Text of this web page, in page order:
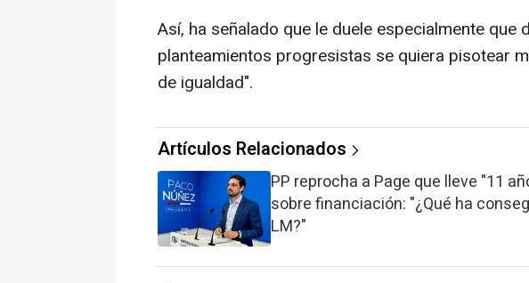
Así, ha señalado que le duele especialmente que
planteamientos progresistas se quiera pisotear
de igualdad".
Artículos Relacionados
PP reprocha a Page que lleve "11
sobre financiación: "¿Qué ha
LM?"